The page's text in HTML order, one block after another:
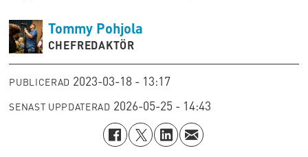
Tommy Pohjola
CHEFREDAKTÖR
PUBLICERAD 2023-03-18 - 13:17
SENAST UPPDATERAD 2026-05-25 - 14:43